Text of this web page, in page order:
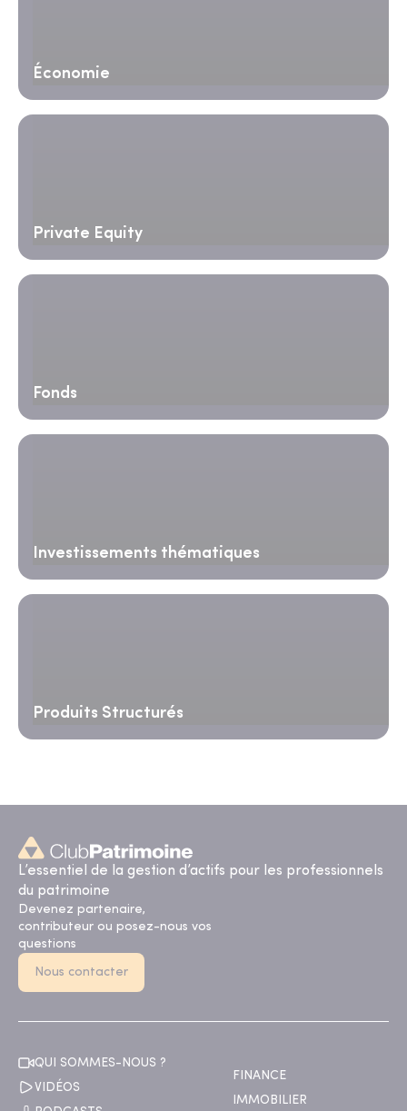
Économie
Private Equity
Fonds
Investissements thématiques
Produits Structurés
L’essentiel de la gestion d’actifs pour les professionnels
du patrimoine
Devenez partenaire,
contributeur ou posez-nous vos
questions
Nous contacter
QUI SOMMES-NOUS ?
VIDÉOS
FINANCE
IMMOBILIER